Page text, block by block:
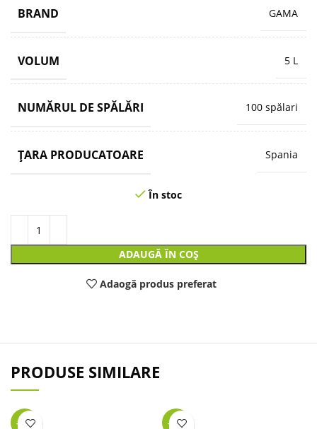
BRAND GAMA
VOLUM 5 L
NUMĂRUL DE SPĂLĂRI 100 spălari
ȚARA PRODUCATOARE Spania
În stoc
ADAUGĂ ÎN COȘ
Adaogă produs preferat
PRODUSE SIMILARE
-24% -48%